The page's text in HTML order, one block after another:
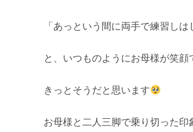
「あっという間に両手で練習し
と、いつものようにお母様が笑顔
きっとそうだと思います
お母様と二人三脚で乗り切った印